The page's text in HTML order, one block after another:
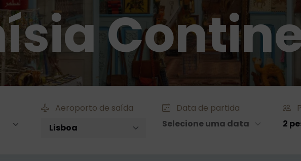
Aeroporto de saída
Data de partida
Selecione uma data
2